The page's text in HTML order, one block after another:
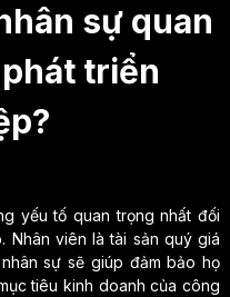
sự quan
triển
yếu tố quan trọng nhất đối
Nhân viên là tài sản quý giá
sự sẽ giúp đảm bảo họ
tiêu kinh doanh của công